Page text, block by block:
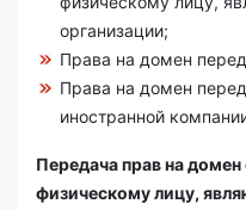
организации;
Права на домен
Права на домен
иностранной
Передача прав на домен
физическому лицу,